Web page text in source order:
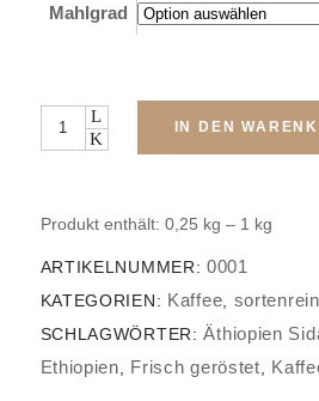
Mahlgrad
Menge IN DEN
Produkt enthält: 0,25 kg – 1 kg
ARTIKELNUMMER:0001
KATEGORIEN: Kaffee
SCHLAGWÖRTER:Äthiopien
Ethiopien Frisch geröstet